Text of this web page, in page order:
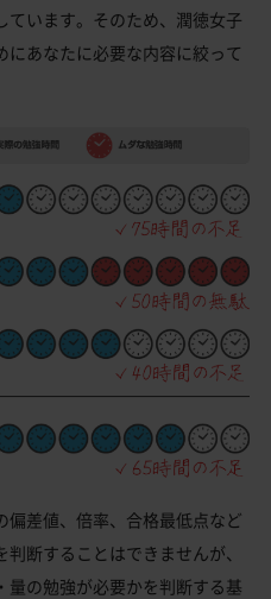
ています。そのため、潤徳女子
あなたに必要な内容に絞って
偏差値、倍率、合格最低点など
断することはできませんが、
量の勉強が必要かを判断する基